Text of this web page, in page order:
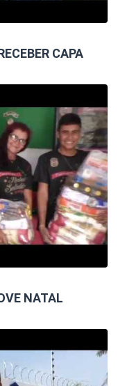
CAPA
NATAL